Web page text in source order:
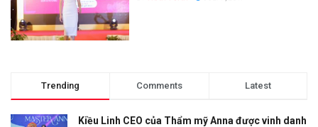
Trending Comments Latest
Kiều Linh CEO của Thẩm mỹ Anna được vinh danh